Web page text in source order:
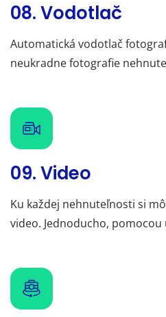
08. Vodotlač
Automatická vodotlač
neukradne fotografie
09. Video
Ku každej nehnuteľnosti si
video. Jednoducho, pomocou